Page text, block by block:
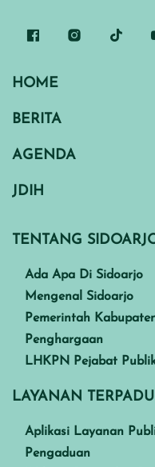
HOME
BERITA
AGENDA
JDIH
TENTANG
Ada Apa Di Sidoarjo
Mengenal Sidoarjo
Pemerintah
Penghargaan
LHKPN Pejabat
LAYANAN TERPADU
Aplikasi Layanan
Pengaduan